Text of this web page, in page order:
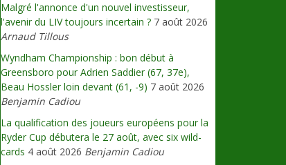
Malgré l'annonce d'un nouvel investisseur,
l'avenir du LIV toujours incertain ? 7 août 2026
Arnaud Tillous
Wyndham Championship : bon début à
Greensboro pour Adrien Saddier (67, 37e),
Beau Hossler loin devant (61, -9) 7 août 2026
Benjamin Cadiou
La qualification des joueurs européens pour la
Ryder Cup débutera le 27 août, avec six wild-
cards 4 août 2026 Benjamin Cadiou